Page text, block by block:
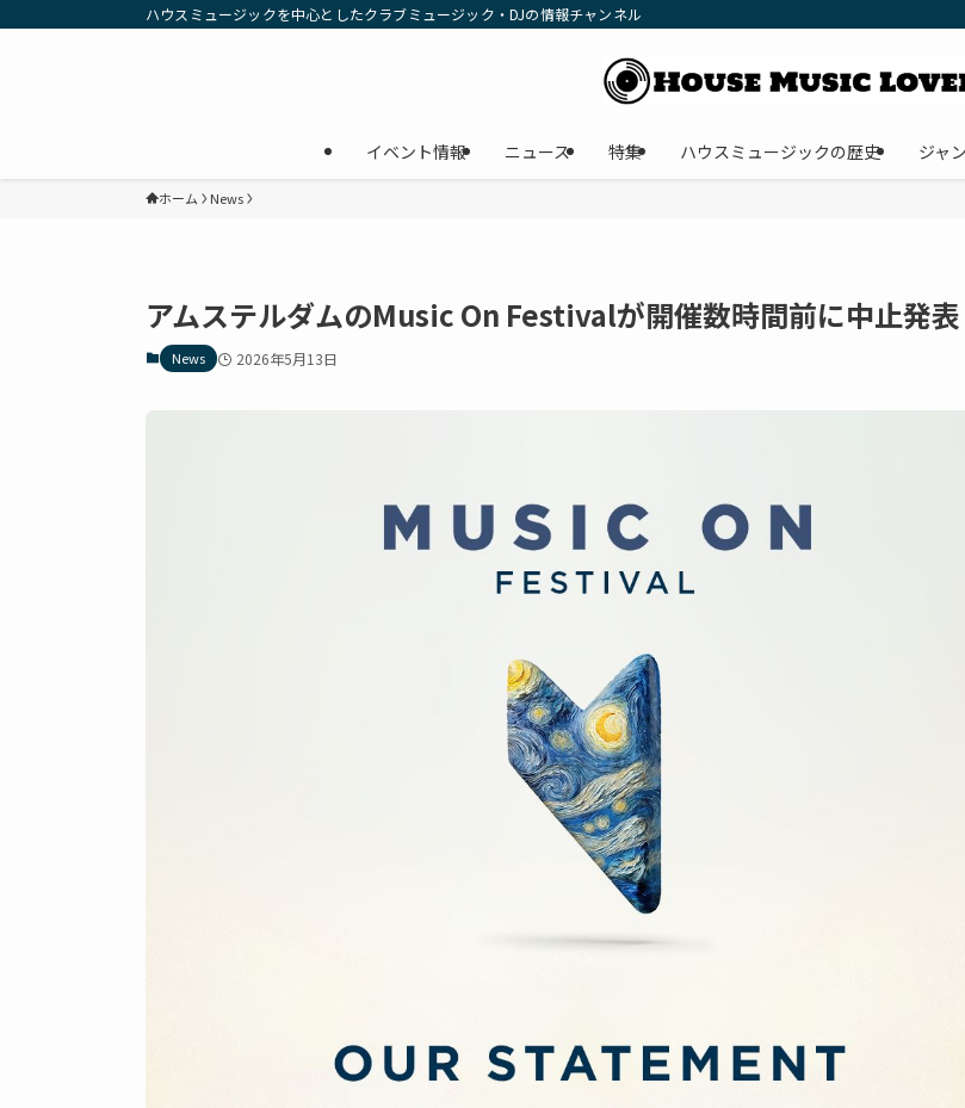
ハウスミュージックを中心としたクラブミュージック・DJの情報チャンネル
イベント情報 ニュース 特集 ハウスミュージックの歴史 ジャ
ホーム News
アムステルダムのMusic On Festivalが開催数時間前に中止発表
News 2026年5月13日